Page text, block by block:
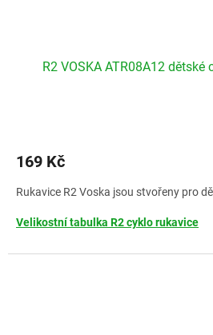
R2 VOSKA ATR08A12
169 Kč
Rukavice R2 Voska jsou stvořeny pro
Velikostní tabulka R2 cyklo rukavice